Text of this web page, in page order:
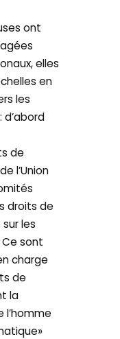
ont
elles
en
les
de
l’Union
droits de
les
Ce sont
charge
de
la
l’homme